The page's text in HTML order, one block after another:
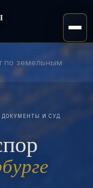
по земельным
ДОКУМЕНТЫ И СУД